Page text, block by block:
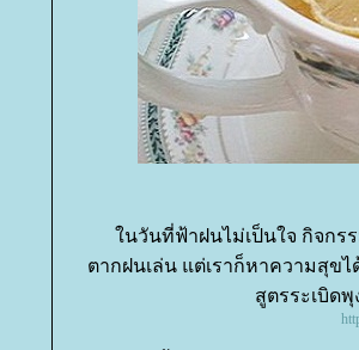
นวันที่ฟ้าฝนไม่เป็นใจ กิจกรร
ตากฝนเล่น แต่เราก็หาความสุข
สูตรระเบิด